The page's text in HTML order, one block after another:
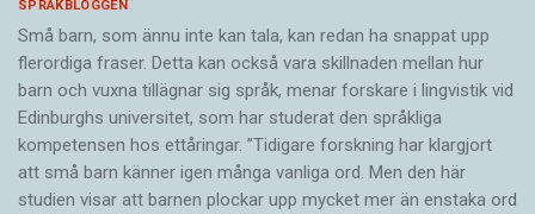
SPRÅKBLOGGEN
Små barn, som ännu inte kan tala, kan redan ha snappat upp
flerordiga fraser. Detta kan också vara skillnaden mellan hur
barn och vuxna tillägnar sig språk, menar forskare i lingvistik vid
Edinburghs universitet, som har studerat den språkliga
kompetensen hos ettåringar. ”Tidigare forskning har klargjort
att små barn känner igen många vanliga ord. Men den här
studien visar att barnen plockar upp mycket mer än enstaka ord